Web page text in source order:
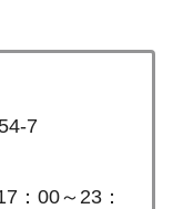
7
：00～23：